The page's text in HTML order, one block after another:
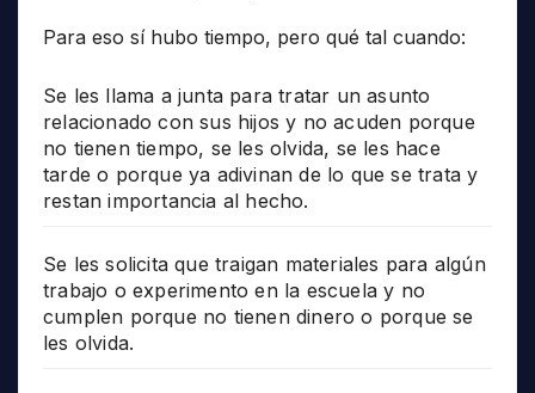
Para eso sí hubo tiempo, pero qué tal cuando:
Se les llama a junta para tratar un asunto
relacionado con sus hijos y no acuden porque
no tienen tiempo, se les olvida, se les hace
tarde o porque ya adivinan de lo que se trata y
restan importancia al hecho.
Se les solicita que traigan materiales para algún
trabajo o experimento en la escuela y no
cumplen porque no tienen dinero o porque se
les olvida.